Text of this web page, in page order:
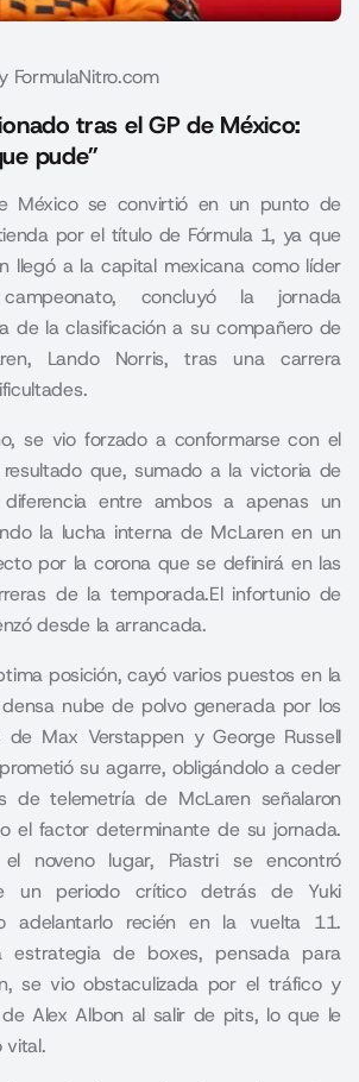
FormulaNitro.com
tras el GP de México:
pude”
México se convirtió en un punto de
por el título de Fórmula 1, ya que
llegó a la capital mexicana como líder
concluyó la jornada
de la clasificación a su compañero de
Lando Norris, tras una carrera
se vio forzado a conformarse con el
que, sumado a la victoria de
entre ambos a apenas un
la lucha interna de McLaren en un
por la corona que se definirá en las
de la temporada.El infortunio de
desde la arrancada.
posición, cayó varios puestos en la
nube de polvo generada por los
de Max Verstappen y George Russell
su agarre, obligándolo a ceder
de telemetría de McLaren señalaron
el factor determinante de su jornada.
noveno lugar, Piastri se encontró
un periodo crítico detrás de Yuki
adelantarlo recién en la vuelta 11.
estrategia de boxes, pensada para
se vio obstaculizada por el tráfico y
Alex Albon al salir de pits, lo que le
vital.